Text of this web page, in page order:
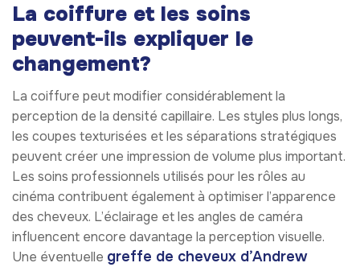
La coiffure et les soins
peuvent-ils expliquer le
changement?
La coiffure peut modifier considérablement la
perception de la densité capillaire. Les styles plus longs,
les coupes texturisées et les séparations stratégiques
peuvent créer une impression de volume plus important.
Les soins professionnels utilisés pour les rôles au
cinéma contribuent également à optimiser l’apparence
des cheveux. L’éclairage et les angles de caméra
influencent encore davantage la perception visuelle.
Une éventuelle greffe de cheveux d’Andrew